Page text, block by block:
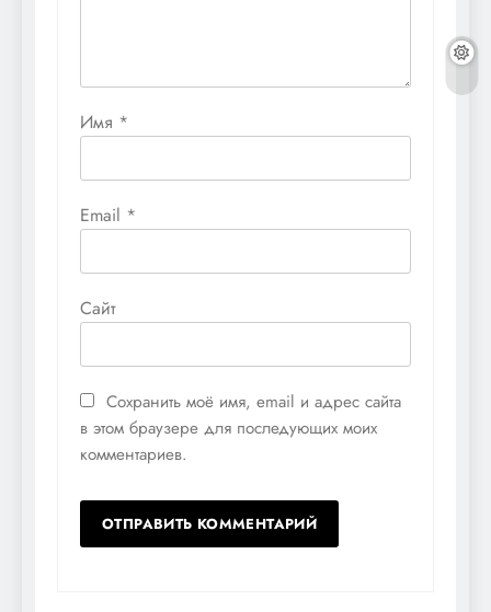
Имя *
Email *
Сайт
Сохранить моё имя, email и адрес сайта
в этом браузере для последующих моих
комментариев.